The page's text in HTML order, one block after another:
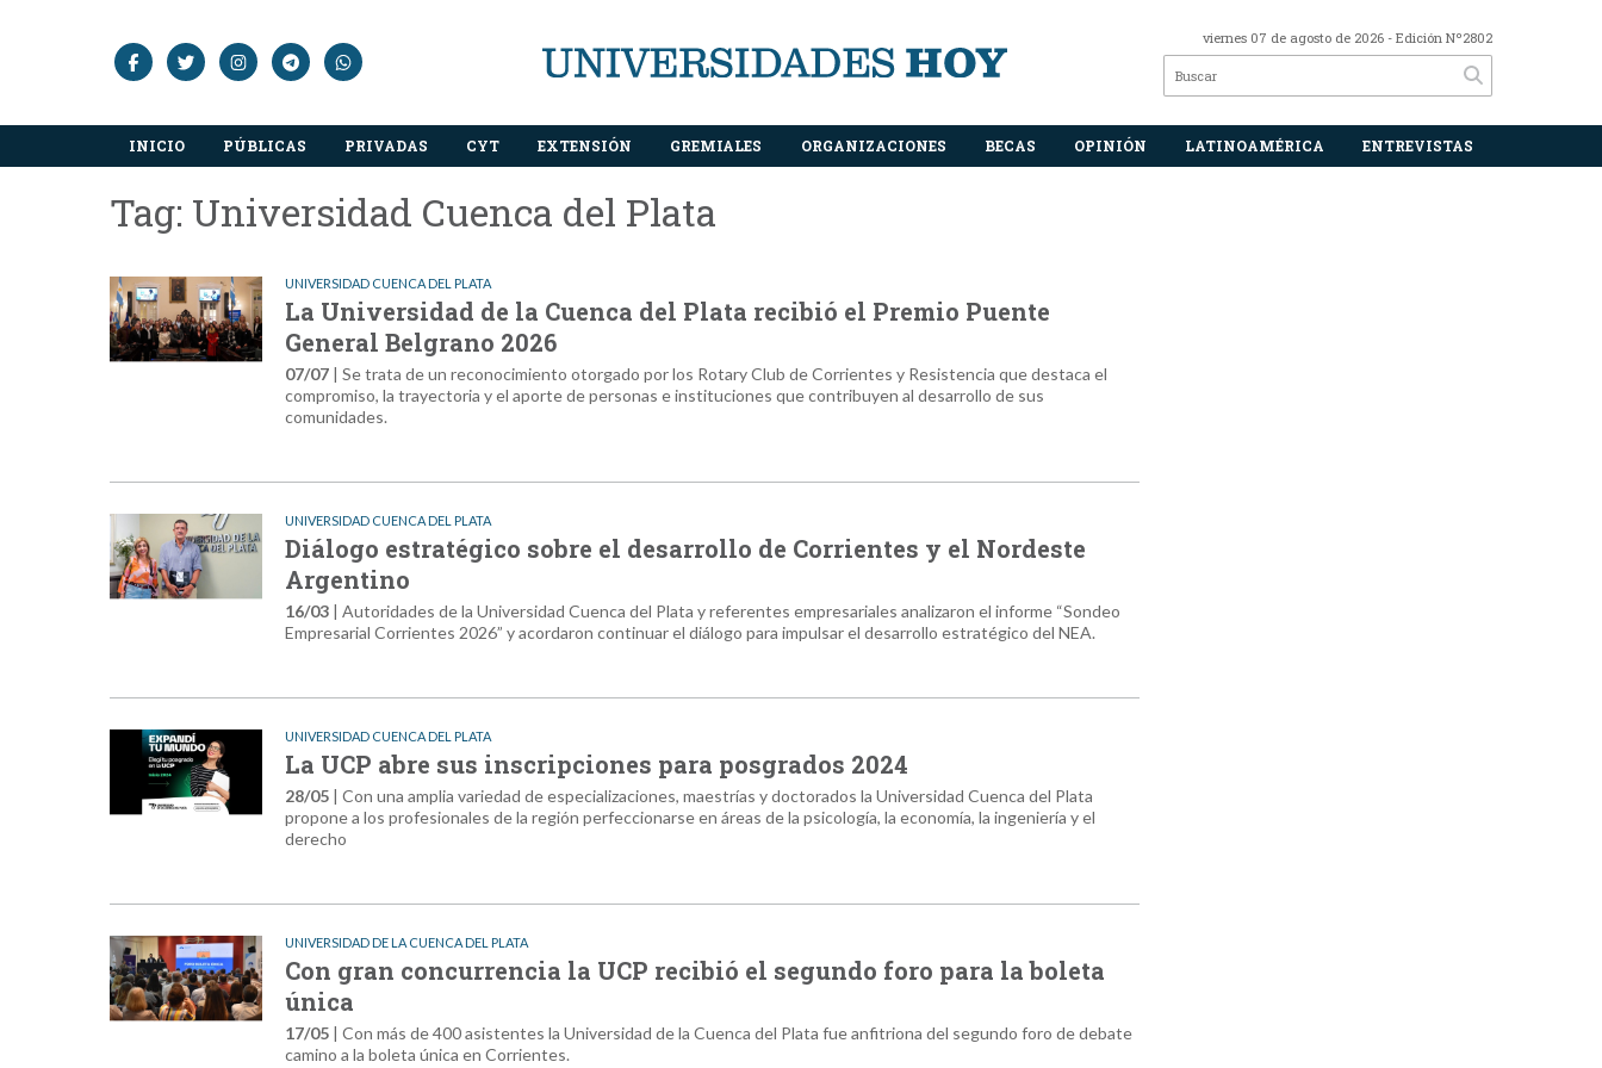
viernes 07 de agosto de 2026 - Edición Nº2802
INICIO PÚBLICAS PRIVADAS CYT EXTENSIÓN GREMIALES ORGANIZACIONES BECAS OPINIÓN LATINOAMÉRICA ENTREVISTAS
Tag: Universidad Cuenca del Plata
UNIVERSIDAD CUENCA DEL PLATA
La Universidad de la Cuenca del Plata recibió el Premio Puente
General Belgrano 2026
07/07 | Se trata de un reconocimiento otorgado por los Rotary Club de Corrientes y Resistencia que destaca el
compromiso, la trayectoria y el aporte de personas e instituciones que contribuyen al desarrollo de sus
comunidades.
UNIVERSIDAD CUENCA DEL PLATA
Diálogo estratégico sobre el desarrollo de Corrientes y el Nordeste
Argentino
16/03 | Autoridades de la Universidad Cuenca del Plata y referentes empresariales analizaron el informe “Sondeo
Empresarial Corrientes 2026” y acordaron continuar el diálogo para impulsar el desarrollo estratégico del NEA.
UNIVERSIDAD CUENCA DEL PLATA
La UCP abre sus inscripciones para posgrados 2024
28/05 | Con una amplia variedad de especializaciones, maestrías y doctorados la Universidad Cuenca del Plata
propone a los profesionales de la región perfeccionarse en áreas de la psicología, la economía, la ingeniería y el
derecho
UNIVERSIDAD DE LA CUENCA DEL PLATA
Con gran concurrencia la UCP recibió el segundo foro para la boleta
única
17/05 | Con más de 400 asistentes la Universidad de la Cuenca del Plata fue anfitriona del segundo foro de debate
camino a la boleta única en Corrientes.